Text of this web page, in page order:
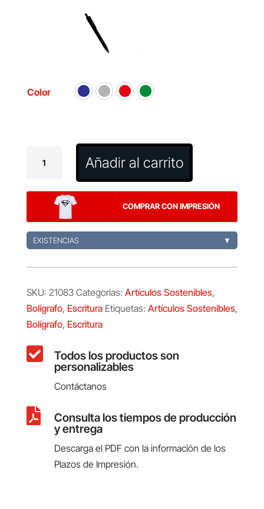
Color
Piklam
Añadir al carrito
COMPRAR CON IMPRESIÓN
EXISTENCIAS ▼
SKU: 21083 Categorías: Artículos Sostenibles,
Bolígrafo, Escritura Etiquetas: Artículos Sostenibles,
Bolígrafo, Escritura
 Todos los productos son
personalizables
Contáctanos
 Consulta los tiempos de producción
y entrega
Descarga el PDF con la información de los
Plazos de Impresión.